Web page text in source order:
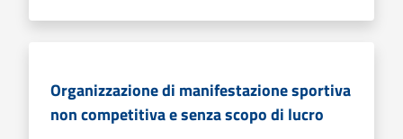
Organizzazione di manifestazione sportiva
non competitiva e senza scopo di lucro